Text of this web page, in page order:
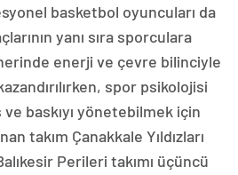
basketbol oyuncuları da
yanı sıra sporculara
enerji ve çevre bilinciyle
spor psikolojisi
baskıyı yönetebilmek için
takım Çanakkale Yıldızları
Perileri takımı üçüncü